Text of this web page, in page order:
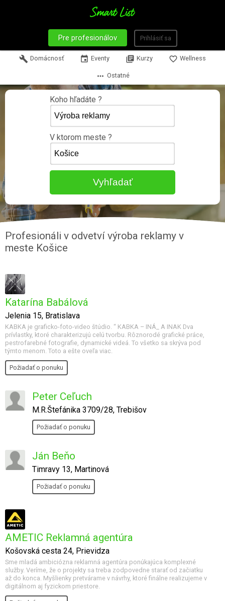
Pre profesionálov Prihlásiť sa
build Domácnosť event Eventy library_books Kurzy favorite_border Wellness
more_horiz Ostatné
Koho hľadáte ?
V ktorom meste ?
Profesionáli v odvetví výroba reklamy v
meste Košice
Katarína Babálová
Jelenia 15, Bratislava
KABKA je graficko-foto-video štúdio. “ KABKA – INÁ_ A INAK Dva
prívlastky, ktoré charakterizujú celú tvorbu. Rôznorodé grafické práce,
pestrofarebné fotografie, dynamické videá. To všetko sa skrýva pod
týmto menom. Toto a ešte oveľa viac.
Požiadať o ponuku
Peter Ceľuch
M.R.Štefánika 3709/28, Trebišov
Požiadať o ponuku
Ján Beňo
Timravy 13, Martinová
Požiadať o ponuku
AMETIC Reklamná agentúra
Košovská cesta 24, Prievidza
Sme mladá ambiciózna reklamná agentúra ponúkajúca komplexné
služby. Veríme, že o projekty sa treba zodpovedne starať od začiatku
až do konca. Myšlienky pretvárame v návrhy, ktoré finálne realizujeme v
digitálnom aj fyzickom priestore.